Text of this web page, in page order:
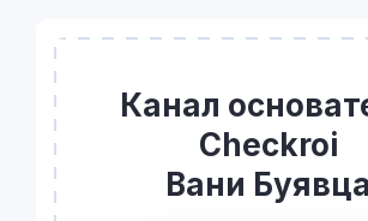
Канал
Checkroi
Вани Буявца